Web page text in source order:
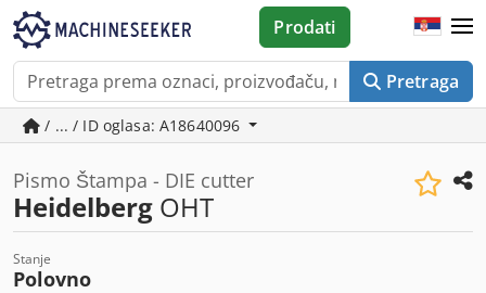
Pretraga
Prodati
/ ... / ID oglasa: A18640096
Pismo Štampa - DIE cutter
Heidelberg OHT
Stanje
Polovno